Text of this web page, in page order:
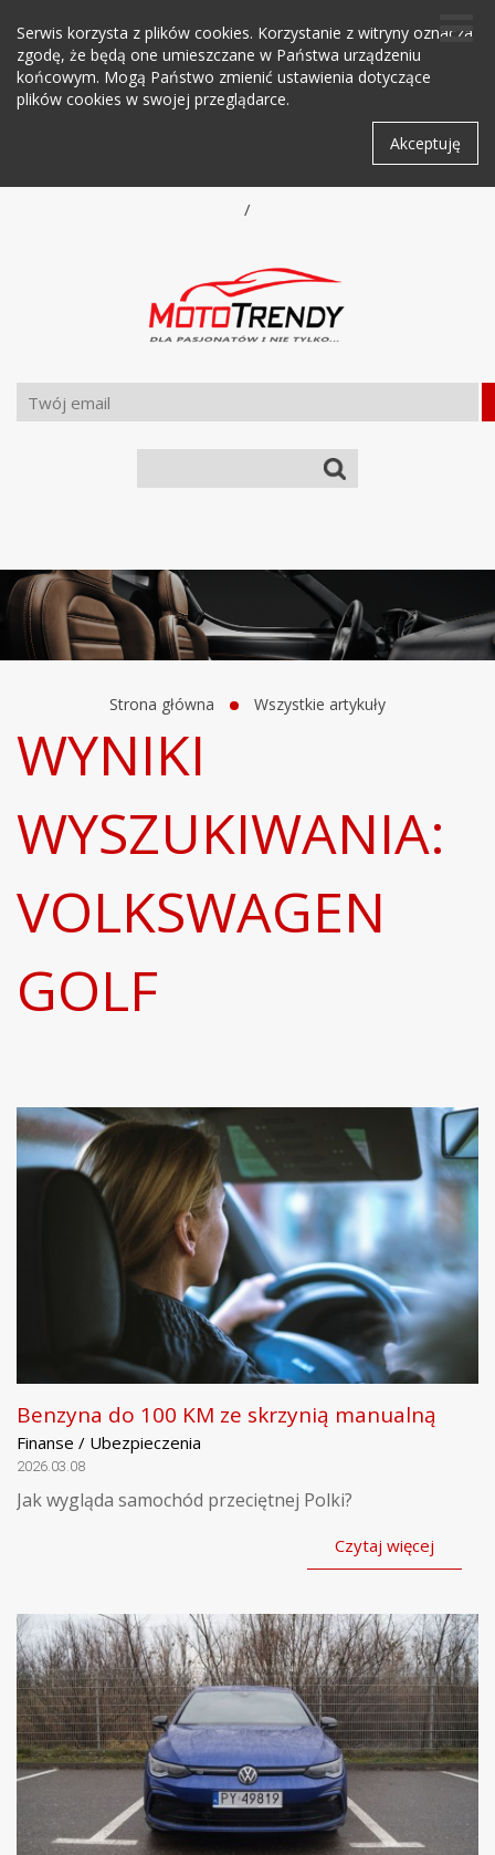
Serwis korzysta z plików cookies. Korzystanie z witryny oznacza
zgodę, że będą one umieszczane w Państwa urządzeniu
końcowym. Mogą Państwo zmienić ustawienia dotyczące
plików cookies w swojej przeglądarce.
Akceptuję
/
Strona główna Wszystkie artykuły
WYNIKI
WYSZUKIWANIA:
VOLKSWAGEN
GOLF
Benzyna do 100 KM ze skrzynią manualną
Finanse / Ubezpieczenia
2026.03.08
Jak wygląda samochód przeciętnej Polki?
Czytaj więcej